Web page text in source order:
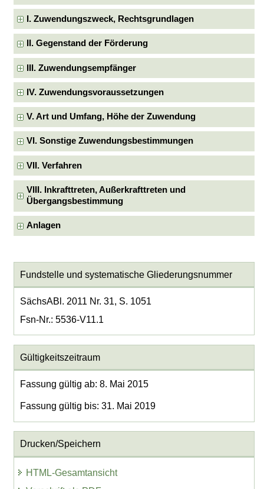
I. Zuwendungszweck, Rechtsgrundlagen
II. Gegenstand der Förderung
III. Zuwendungsempfänger
IV. Zuwendungsvoraussetzungen
V. Art und Umfang, Höhe der Zuwendung
VI. Sonstige Zuwendungsbestimmungen
VII. Verfahren
VIII. Inkrafttreten, Außerkrafttreten und
Übergangsbestimmung
Anlagen
Fundstelle und systematische Gliederungsnummer
SächsABl. 2011 Nr. 31, S. 1051
Fsn-Nr.: 5536-V11.1
Gültigkeitszeitraum
Fassung gültig ab: 8. Mai 2015
Fassung gültig bis: 31. Mai 2019
Drucken/Speichern
HTML-Gesamtansicht